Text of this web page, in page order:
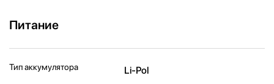
Питание
Тип аккумулятора Li-Pol